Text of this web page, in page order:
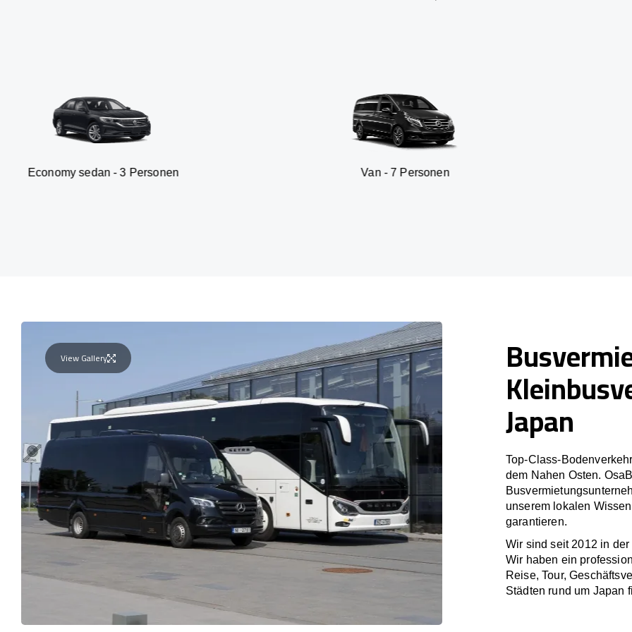
sedan - 3 Personen Van - 7 Personen SUV -
View Gallery
Japan
Top-Class-
dem Nahen Osten.
unserem lokalen
garantieren.
Wir sind seit 2012 in der
Wir haben ein
Reise, Tour,
Städten rund um Japan